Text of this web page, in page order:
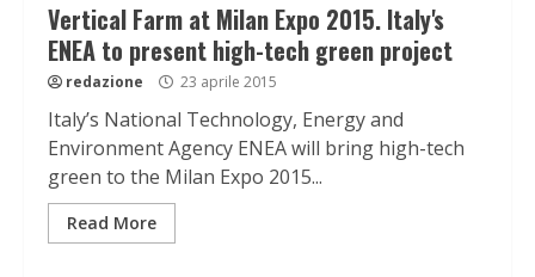
Vertical Farm at Milan Expo 2015. Italy's
ENEA to present high-tech green project
redazione 23 aprile 2015
Italy’s National Technology, Energy and
Environment Agency ENEA will bring high-tech
green to the Milan Expo 2015...
Read More